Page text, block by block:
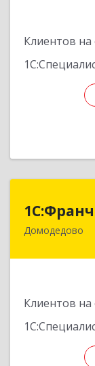
Клиентов
Домодедово
Клиентов